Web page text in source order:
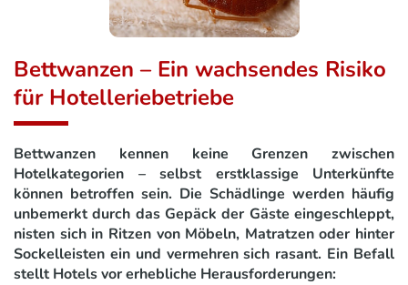
Bettwanzen – Ein wachsendes Risiko
für Hotelleriebetriebe
Bettwanzen kennen keine Grenzen zwischen
Hotelkategorien – selbst erstklassige Unterkünfte
können betroffen sein. Die Schädlinge werden häufig
unbemerkt durch das Gepäck der Gäste eingeschleppt,
nisten sich in Ritzen von Möbeln, Matratzen oder hinter
Sockelleisten ein und vermehren sich rasant. Ein Befall
stellt Hotels vor erhebliche Herausforderungen: